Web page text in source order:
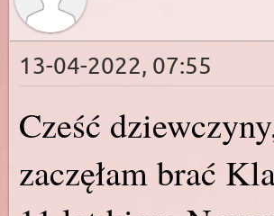
13-04-2022, 07:55
Cześć
zaczęłam brać